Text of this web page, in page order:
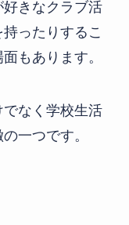
きなクラブ活
ったりするこ
もあります。
なく学校生活
一つです。